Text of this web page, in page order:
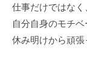
、
塗
仕事だけではな
自分自身のモチ
休み明けから頑張
門
店